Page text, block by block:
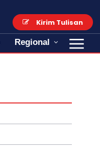
Kirim Tulisan
Regional